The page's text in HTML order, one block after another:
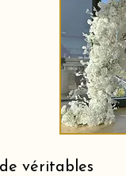
véritables